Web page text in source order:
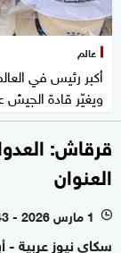
عالم
أكبر رئيس في
ويغيّر قادة
قرقاش:
العنوان
l 1 مارس 2026 - 08:43 بتوقيت أبوظبي
سكاي نيوز عربية -